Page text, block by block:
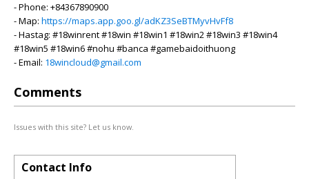
- Phone: +84367890900
- Map: https://maps.app.goo.gl/adKZ3SeBTMyvHvFf8
- Hastag: #18winrent #18win #18win1 #18win2 #18win3 #18win4
#18win5 #18win6 #nohu #banca #gamebaidoithuong
- Email: 18wincloud@gmail.com
Comments
Issues with this site? Let us know.
Contact Info